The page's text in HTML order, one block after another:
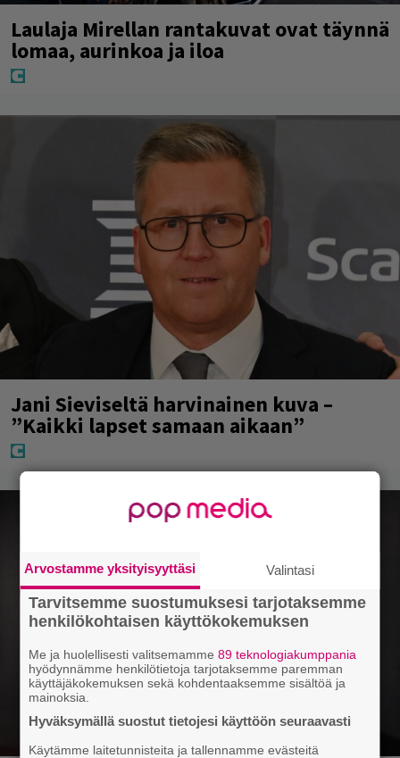
Laulaja Mirellan rantakuvat ovat täynnä
lomaa, aurinkoa ja iloa
Jani Sieviseltä harvinainen kuva –
”Kaikki lapset samaan aikaan”
Arvostamme yksityisyyttäsi Valintasi
Tarvitsemme suostumuksesi tarjotaksemme
henkilökohtaisen käyttökokemuksen
Me ja huolellisesti valitsemamme89 teknologiakumppania
hyödynnämme henkilötietoja tarjotaksemme paremman
käyttäjäkokemuksen sekä kohdentaaksemme sisältöä ja
mainoksia.
Hyväksymällä suostut tietojesi käyttöön seuraavasti
Käytämme laitetunnisteita ja tallennamme evästeitä